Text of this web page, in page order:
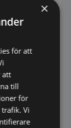
Nu är det
×
för att
att
till
för
Vi